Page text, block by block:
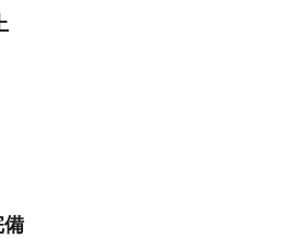
備